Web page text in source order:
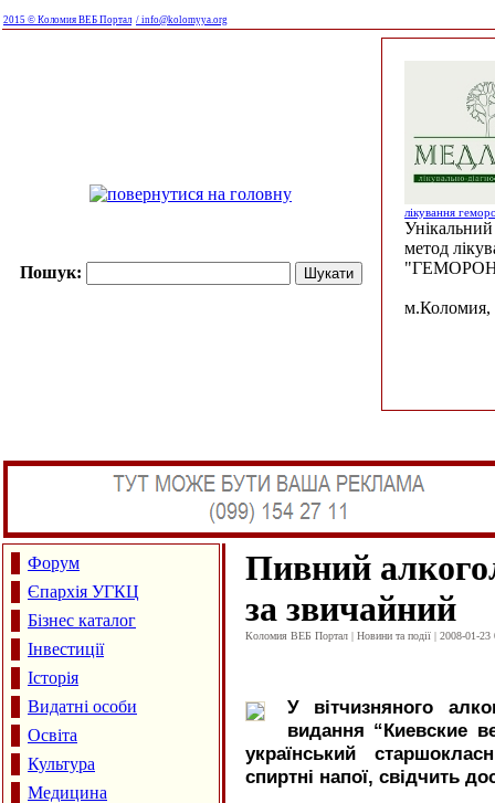
2015 © Коломия ВЕБ Портал / info@kolomyya.org
Пошук:
лікування
Унікальний
метод
м.Коломия,
Форум
Єпархія УГКЦ
Бізнес каталог
Інвестиції
Історія
Видатні особи
Освіта
Культура
Медицина
Пивний
за звичайний
Коломия ВЕБ Портал | Новини та події | 2008-01-23
У вітчизняного
видання “Киевские
український
спиртні напої, свідчить